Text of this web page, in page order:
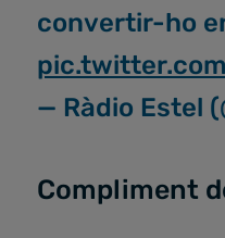
convertir-ho
— Ràdio Estel
Compliment